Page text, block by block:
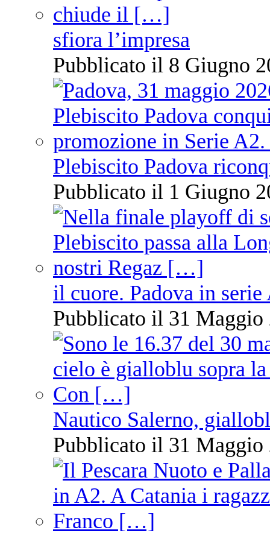
sfiora l’impresa
Pubblicato il 8 Giugno
Plebiscito Padova
Pubblicato il 1 Giugno
il cuore. Padova in serie
Pubblicato il 31 Maggio
Nautico Salerno,
Pubblicato il 31 Maggio